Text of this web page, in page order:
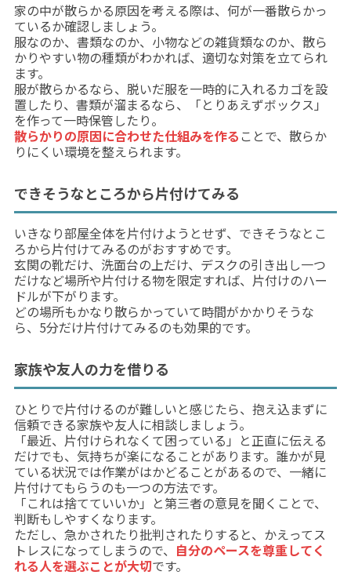
家の中が散らかる原因を考える際は、何が一番散らかっ
ているか確認しましょう。
服なのか、書類なのか、小物などの雑貨類なのか、散ら
かりやすい物の種類がわかれば、適切な対策を立てられ
ます。
服が散らかるなら、脱いだ服を一時的に入れるカゴを設
置したり、書類が溜まるなら、「とりあえずボックス」
を作って一時保管したり。
散らかりの原因に合わせた仕組みを作る ことで、散らか
りにくい環境を整えられます。
できそうなところから片付けてみる
いきなり部屋全体を片付けようとせず、できそうなとこ
ろから片付けてみるのがおすすめです。
玄関の靴だけ、洗面台の上だけ、デスクの引き出し一つ
だけなど場所や片付ける物を限定すれば、片付けのハー
ドルが下がります。
どの場所もかなり散らかっていて時間がかかりそうな
ら、5分だけ片付けてみるのも効果的です。
家族や友人の力を借りる
ひとりで片付けるのが難しいと感じたら、抱え込まずに
信頼できる家族や友人に相談しましょう。
「最近、片付けられなくて困っている」と正直に伝える
だけでも、気持ちが楽になることがあります。誰かが見
ている状況では作業がはかどることがあるので、一緒に
片付けてもらうのも一つの方法です。
「これは捨てていいか」と第三者の意見を聞くことで、
判断もしやすくなります。
ただし、急かされたり批判されたりすると、かえってス
トレスになってしまうので、 自分のペースを尊重してく
れる人を選ぶことが大切です。